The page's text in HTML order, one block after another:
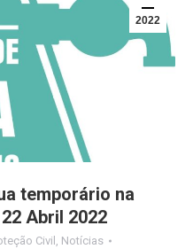
2022
temporário na
Abril 2022
Civil , Notícias